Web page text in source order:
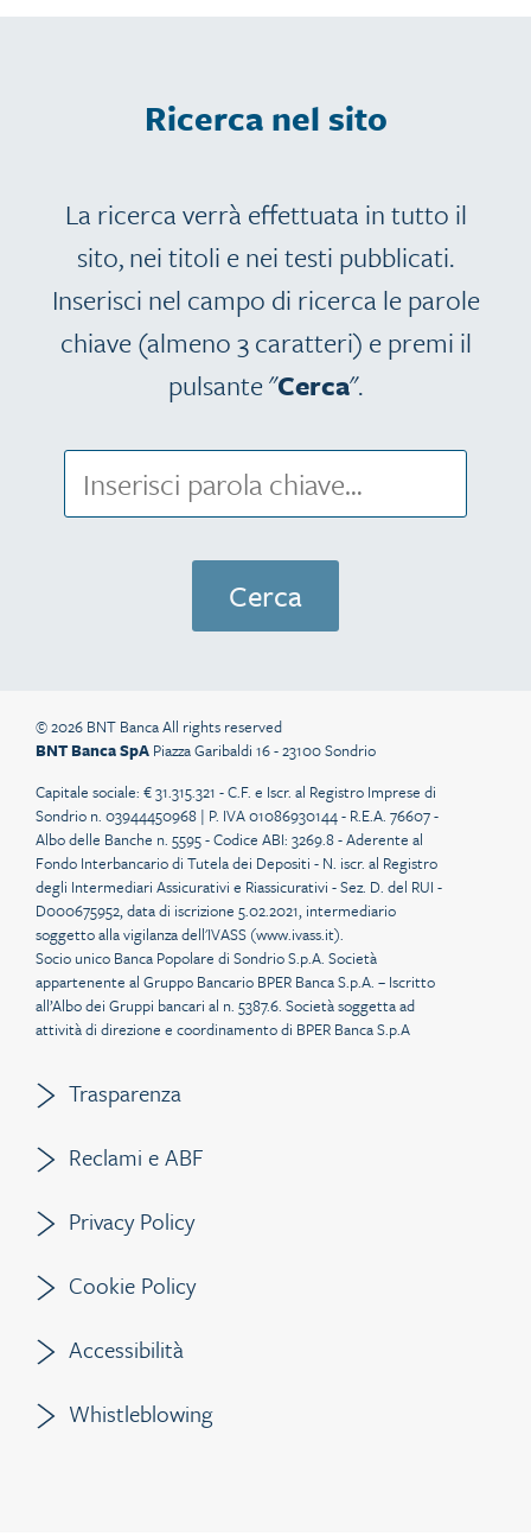
Ricerca nel sito
La ricerca verrà effettuata in tutto il
sito, nei titoli e nei testi pubblicati.
Inserisci nel campo di ricerca le parole
chiave (almeno 3 caratteri) e premi il
pulsante "Cerca".
© 2026 BNT Banca All rights reserved
BNT Banca SpA Piazza Garibaldi 16 - 23100 Sondrio
Capitale sociale: € 31.315.321 - C.F. e Iscr. al Registro Imprese di
Sondrio n. 03944450968 | P. IVA 01086930144 - R.E.A. 76607 -
Albo delle Banche n. 5595 - Codice ABI: 3269.8 - Aderente al
Fondo Interbancario di Tutela dei Depositi - N. iscr. al Registro
degli Intermediari Assicurativi e Riassicurativi - Sez. D. del RUI -
D000675952, data di iscrizione 5.02.2021, intermediario
soggetto alla vigilanza dell'IVASS (www.ivass.it).
Socio unico Banca Popolare di Sondrio S.p.A. Società
appartenente al Gruppo Bancario BPER Banca S.p.A. – Iscritto
all’Albo dei Gruppi bancari al n. 5387.6. Società soggetta ad
attività di direzione e coordinamento di BPER Banca S.p.A
Trasparenza
Reclami e ABF
Privacy Policy
Cookie Policy
Accessibilità
Whistleblowing